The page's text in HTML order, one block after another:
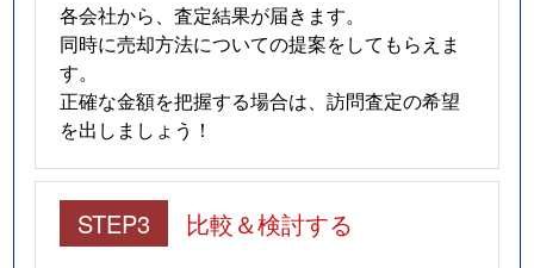
各会社から、査定結果が届きます。
同時に売却方法についての提案をしてもらえま
す。
正確な金額を把握する場合は、訪問査定の希望
を出しましょう！
STEP3 比較＆検討する